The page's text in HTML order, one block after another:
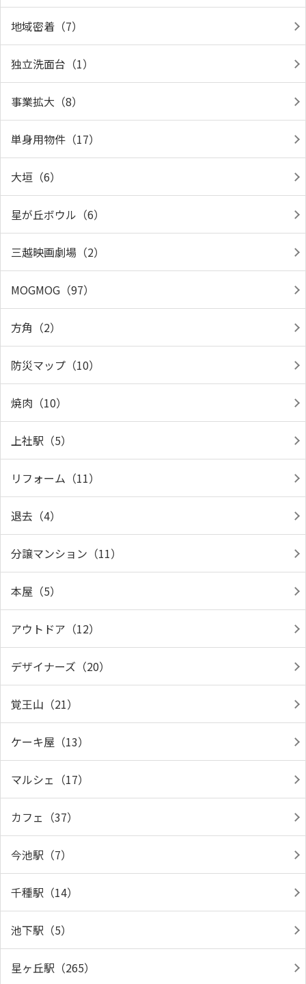
地域密着（7）
独立洗面台（1）
事業拡大（8）
単身用物件（17）
大垣（6）
星が丘ボウル（6）
三越映画劇場（2）
MOGMOG（97）
方角（2）
防災マップ（10）
焼肉（10）
上社駅（5）
リフォーム（11）
退去（4）
分譲マンション（11）
本屋（5）
アウトドア（12）
デザイナーズ（20）
覚王山（21）
ケーキ屋（13）
マルシェ（17）
カフェ（37）
今池駅（7）
千種駅（14）
池下駅（5）
星ヶ丘駅（265）